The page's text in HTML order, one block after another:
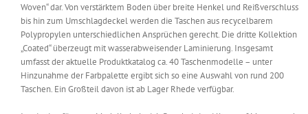
Woven“ dar. Von verstärktem Boden über breite Henkel und Reißverschluss
bis hin zum Umschlagdeckel werden die Taschen aus recycelbarem
Polypropylen unterschiedlichen Ansprüchen gerecht. Die dritte Kollektion
„Coated“ überzeugt mit wasserabweisender Laminierung. Insgesamt
umfasst der aktuelle Produktkatalog ca. 40 Taschenmodelle – unter
Hinzunahme der Farbpalette ergibt sich so eine Auswahl von rund 200
Taschen. Ein Großteil davon ist ab Lager Rhede verfügbar.